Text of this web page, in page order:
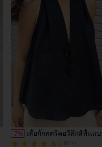
-7%
เสื้อกั๊กสตรีคอวีลึกสีพื้นแบ
เอวสำหรับฤดูร้อน
(100+)
100+ ขายแล้ว